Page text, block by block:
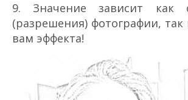
9. Значение зависит как
(разрешения) фотографии, так
вам эффекта!